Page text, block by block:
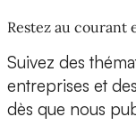
Restez au courant
Suivez des
entreprises et
dès que nous